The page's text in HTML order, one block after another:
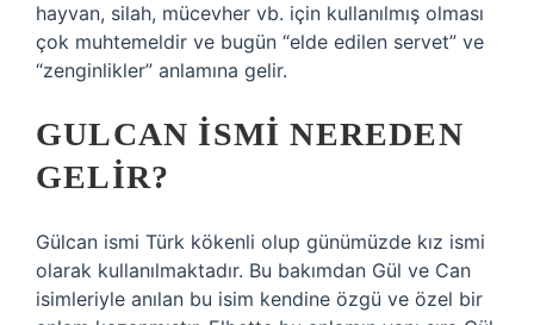
hayvan, silah, mücevher vb. için kullanılmış olması
çok muhtemeldir ve bugün “elde edilen servet” ve
“zenginlikler” anlamına gelir.
GULCAN ISMI NEREDEN
GELIR?
Gülcan ismi Türk kökenli olup günümüzde kız ismi
olarak kullanılmaktadır. Bu bakımdan Gül ve Can
isimleriyle anılan bu isim kendine özgü ve özel bir